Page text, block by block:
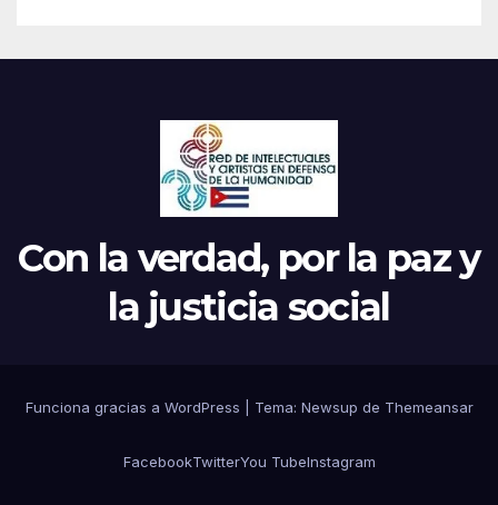
Con la verdad, por la paz y
la justicia social
Funciona gracias a WordPress Tema: Newsup de Themeansar
FacebookTwitterYou TubeInstagram